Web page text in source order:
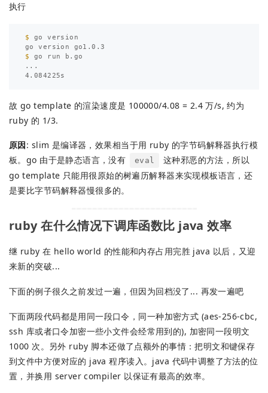
执行
$ go version
$ go run b.go
...
故 go template 的渲染速度是 100000/4.08 = 2.4 万/s, 约为
ruby 的 1/3.
原因: slim 是编译器，效果相当于用 ruby 的字节码解释器执行模
板。go 由于是静态语言，没有
eval
这种邪恶的方法，所以
go template 只能用很原始的树遍历解释器来实现模板语言，还
是要比字节码解释器慢很多的。
ruby 在什么情况下调库函数比 java 效率
继 ruby 在 hello world 的性能和内存占用完胜 java 以后，又迎
来新的突破...
下面的例子很久之前发过一遍，但因为回档没了... 再发一遍吧
下面两段代码都是用同一段口令，同一种加密方式 (aes-256-cbc,
ssh 库或者口令加密一些小文件会经常用到的), 加密同一段明文
1000 次。另外 ruby 脚本还做了点额外的事情：把明文和键保存
到文件中方便对应的 java 程序读入。java 代码中调整了方法的位
置，并换用 server compiler 以保证有最高的效率。